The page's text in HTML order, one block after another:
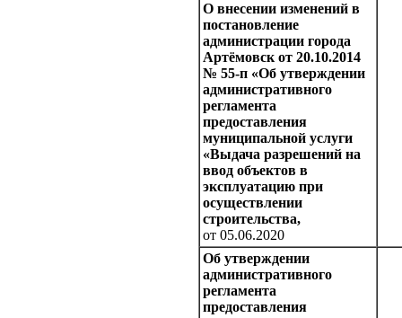
О внесении изменений в
постановление
администрации города
Артёмовск от 20.10.2014
№ 55-п «Об утверждении
административного
регламента
предоставления
муниципальной услуги
«Выдача разрешений на
ввод объектов в
эксплуатацию при
осуществлении
строительства,
от 05.06.2020
Об утверждении
административного
регламента
предоставления